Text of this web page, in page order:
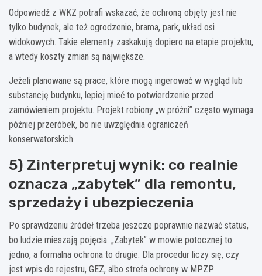
Odpowiedź z WKZ potrafi wskazać, że ochroną objęty jest nie
tylko budynek, ale też ogrodzenie, brama, park, układ osi
widokowych. Takie elementy zaskakują dopiero na etapie projektu,
a wtedy koszty zmian są największe.
Jeżeli planowane są prace, które mogą ingerować w wygląd lub
substancję budynku, lepiej mieć to potwierdzenie przed
zamówieniem projektu. Projekt robiony „w próżni” często wymaga
później przeróbek, bo nie uwzględnia ograniczeń
konserwatorskich.
5) Zinterpretuj wynik: co realnie
oznacza „zabytek” dla remontu,
sprzedaży i ubezpieczenia
Po sprawdzeniu źródeł trzeba jeszcze poprawnie nazwać status,
bo ludzie mieszają pojęcia. „Zabytek” w mowie potocznej to
jedno, a formalna ochrona to drugie. Dla procedur liczy się, czy
jest wpis do rejestru, GEZ, albo strefa ochrony w MPZP.